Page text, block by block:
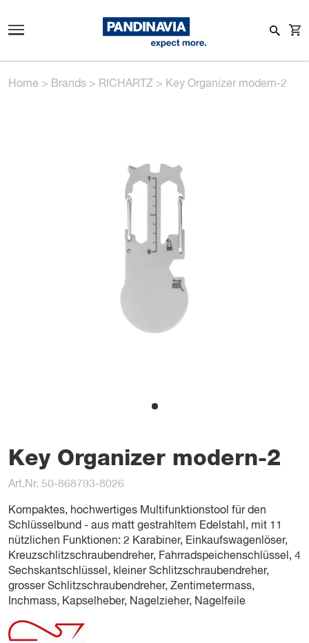
Home > Brands > RICHARTZ > Key Organizer modern-2
Key Organizer modern-2
Art.Nr. 50-868793-8026
Kompaktes, hochwertiges Multifunktionstool für den
Schlüsselbund - aus matt gestrahltem Edelstahl, mit 11
nützlichen Funktionen: 2 Karabiner, Einkaufswagenlöser,
Kreuzschlitzschraubendreher, Fahrradspeichenschlüssel, 4
Sechskantschlüssel, kleiner Schlitzschraubendreher,
grosser Schlitzschraubendreher, Zentimetermass,
Inchmass, Kapselheber, Nagelzieher, Nagelfeile